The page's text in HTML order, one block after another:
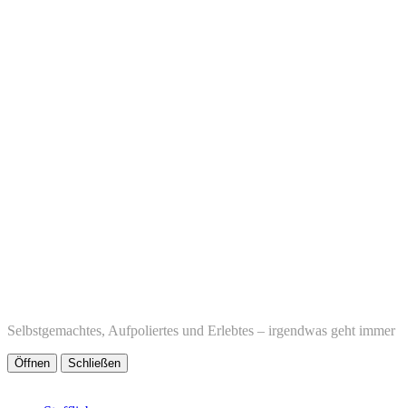
Selbstgemachtes, Aufpoliertes und Erlebtes – irgendwas geht immer
Öffnen Schließen